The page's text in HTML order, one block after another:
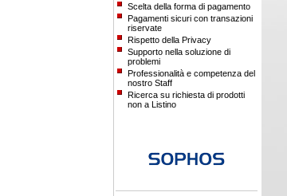
Scelta della forma di pagamento
Pagamenti sicuri con transazioni
riservate
Rispetto della Privacy
Supporto nella soluzione di
problemi
Professionalità e competenza del
nostro Staff
Ricerca su richiesta di prodotti
non a Listino